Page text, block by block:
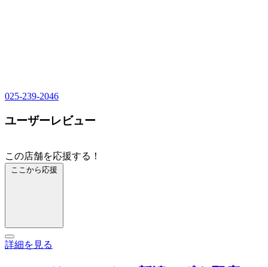
025-239-2046
ユーザーレビュー
この店舗を応援する！
ここから応援
詳細を見る